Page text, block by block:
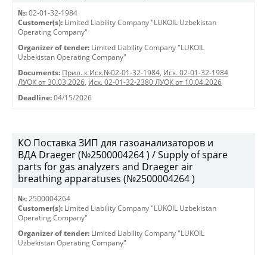
№: 02-01-32-1984
Customer(s): Limited Liability Company "LUKOIL Uzbekistan
Operating Company"
Organizer of tender: Limited Liability Company "LUKOIL
Uzbekistan Operating Company"
Documents: Прил. к Исх.№02-01-32-1984, Исх. 02-01-32-1984
ЛУОК от 30.03.2026, Исх. 02-01-32-2380 ЛУОК от 10.04.2026
Deadline: 04/15/2026
КО Поставка ЗИП для газоанализаторов и
ВДА Draeger (№2500004264 ) / Supply of spare
parts for gas analyzers and Draeger air
breathing apparatuses (№2500004264 )
№: 2500004264
Customer(s): Limited Liability Company "LUKOIL Uzbekistan
Operating Company"
Organizer of tender: Limited Liability Company "LUKOIL
Uzbekistan Operating Company"